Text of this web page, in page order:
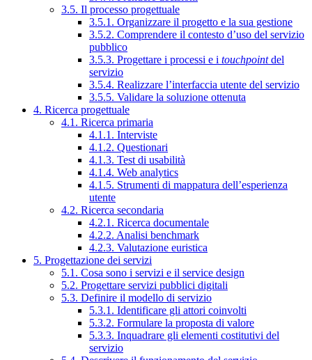
3.5. Il processo progettuale
3.5.1. Organizzare il progetto e la sua gestione
3.5.2. Comprendere il contesto d’uso del servizio
pubblico
3.5.3. Progettare i processi e i touchpointdel
servizio
3.5.4. Realizzare l’interfaccia utente del servizio
3.5.5. Validare la soluzione ottenuta
4. Ricerca progettuale
4.1. Ricerca primaria
4.1.1. Interviste
4.1.2. Questionari
4.1.3. Test di usabilità
4.1.4. Web analytics
4.1.5. Strumenti di mappatura dell’esperienza
utente
4.2. Ricerca secondaria
4.2.1. Ricerca documentale
4.2.2. Analisi benchmark
4.2.3. Valutazione euristica
5. Progettazione dei servizi
5.1. Cosa sono i servizi e il service design
5.2. Progettare servizi pubblici digitali
5.3. Definire il modello di servizio
5.3.1. Identificare gli attori coinvolti
5.3.2. Formulare la proposta di valore
5.3.3. Inquadrare gli elementi costitutivi del
servizio